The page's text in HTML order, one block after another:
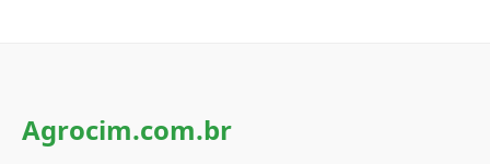
Agrocim.com.br